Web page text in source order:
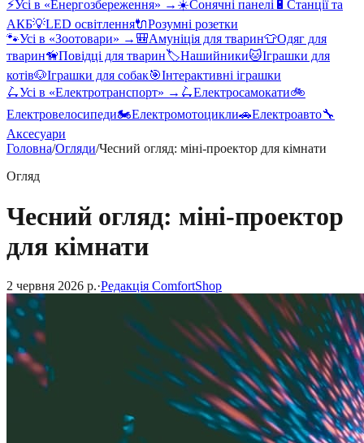
⚡Усі в «Енергозбереження» → ☀️Сонячні панелі 🔋 Станції та
АКБ💡LED освітлення🔌Розумні розетки
🐾Усі в «Зоотовари» → 🎒Амуніція для тварин👕Одяг для
тварин🦮Повідці для тварин🏷️Нашийники🐱Іграшки для
котів🐶Іграшки для собак🎯Інтерактивні іграшки
🛴Усі в «Електротранспорт» → 🛴Електросамокати🚲
Електровелосипеди🏍️Електромотоцикли🚗Електроавто🔧
Аксесуари
Головна/Огляди/Чесний огляд: міні-проектор для кімнати
Огляд
Чесний огляд: міні-проектор
для кімнати
2 червня 2026 р.·Редакція ComfortShop